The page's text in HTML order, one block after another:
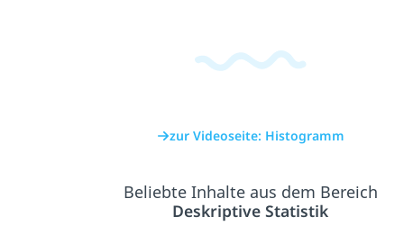
zur Videoseite: Histogramm
Beliebte Inhalte aus dem Bereich
Deskriptive Statistik